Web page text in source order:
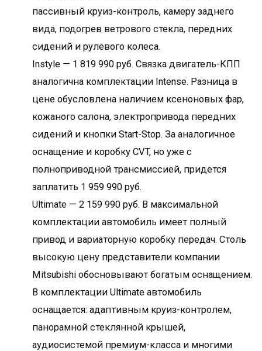
пассивный круиз-контроль, камеру заднего
вида, подогрев ветрового стекла, передних
сидений и рулевого колеса.
Instyle — 1 819 990 руб. Связка двигатель-КПП
аналогична комплектации Intense. Разница в
цене обусловлена наличием ксеноновых фар,
кожаного салона, электропривода передних
сидений и кнопки Start-Stop. За аналогичное
оснащение и коробку CVT, но уже с
полноприводной трансмиссией, придется
заплатить 1 959 990 руб.
Ultimate — 2 159 990 руб. В максимальной
комплектации автомобиль имеет полный
привод и вариаторную коробку передач. Столь
высокую цену представители компании
Mitsubishi обосновывают богатым оснащением.
В комплектации Ultimate автомобиль
оснащается: адаптивным круиз-контролем,
панорамной стеклянной крышей,
аудиосистемой премиум-класса и многими